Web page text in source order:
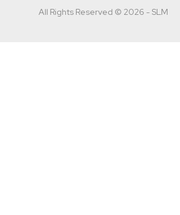
All Rights Reserved © 2026 - SLM